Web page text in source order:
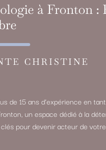
à Fronton :
CHRISTINE
de 15 ans d’expérience en
un espace dédié à la
pour devenir acteur de